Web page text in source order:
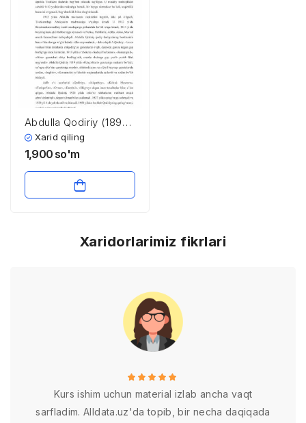
Abdulla Qodiriy (1894
– 1938)
Xarid qiling
1,900 so'm
Xaridorlarimiz fikrlari
Kurs ishim uchun material izlab ancha vaqt
sarfladim. Alldata.uz'da topib, bir necha daqiqada